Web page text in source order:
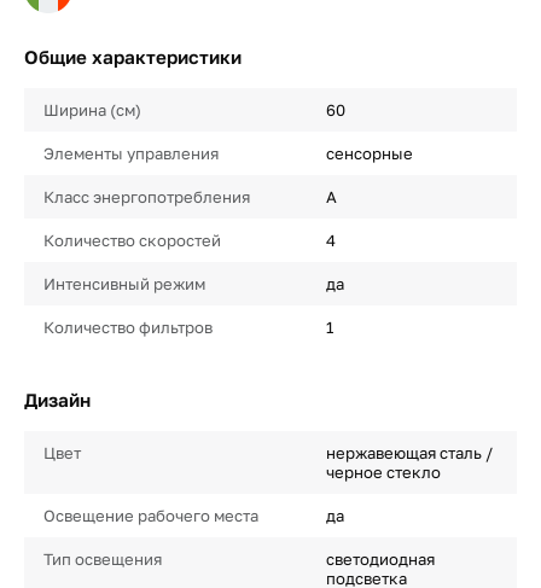
Общие характеристики
Ширина (см) 60
Элементы управления сенсорные
Класс энергопотребления A
Количество скоростей 4
Интенсивный режим да
Количество фильтров 1
Дизайн
Цвет
нержавеющая сталь /
черное стекло
Освещение рабочего места да
Тип освещения
светодиодная
подсветка